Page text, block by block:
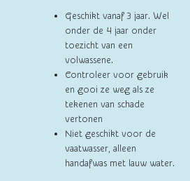
Geschikt vanaf 3 jaar. Wel
onder de 4 jaar onder
toezicht van een
volwassene.
Controleer voor gebruik
en gooi ze weg als ze
tekenen van schade
vertonen
Niet geschikt voor de
vaatwasser, alleen
handafwas met lauw water.